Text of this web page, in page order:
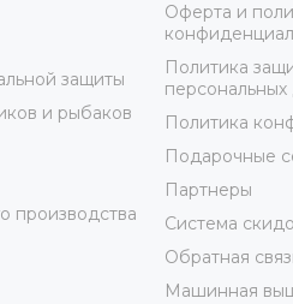
защиты
и рыбаков
производства
Оферта и
Политика
Политика
Подарочные
Партнеры
Система
Обратная
Машинная